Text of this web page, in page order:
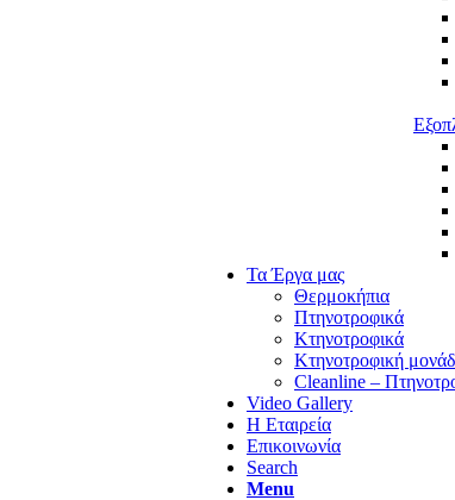
Τα Έργα μας
Θερμοκήπια
Πτηνοτροφικά
Κτηνοτροφικά
Κτηνοτροφική
Cleanline –
Video Gallery
Η Εταιρεία
Επικοινωνία
Search
Menu